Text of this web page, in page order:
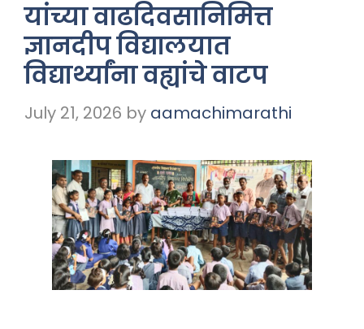
यांच्या वाढदिवसानिमित्त
ज्ञानदीप विद्यालयात
विद्यार्थ्यांना वह्यांचे वाटप
July 21, 2026 by aamachimarathi